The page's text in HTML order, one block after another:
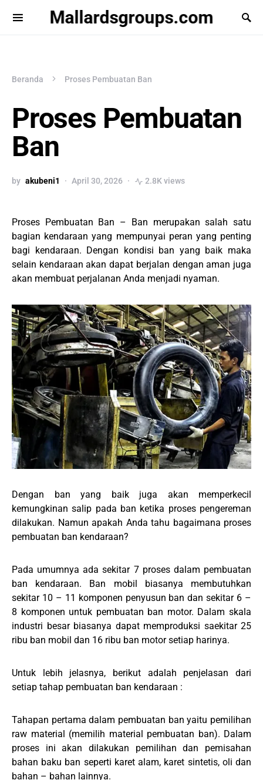
Mallardsgroups.com
Beranda Proses Pembuatan Ban
Proses Pembuatan
Ban
by akubeni1 April 30, 2026 2.8K views
Proses Pembuatan Ban – Ban merupakan salah satu
bagian kendaraan yang mempunyai peran yang penting
bagi kendaraan. Dengan kondisi ban yang baik maka
selain kendaraan akan dapat berjalan dengan aman juga
akan membuat perjalanan Anda menjadi nyaman.
Dengan ban yang baik juga akan memperkecil
kemungkinan salip pada ban ketika proses pengereman
dilakukan. Namun apakah Anda tahu bagaimana proses
pembuatan ban kendaraan?
Pada umumnya ada sekitar 7 proses dalam pembuatan
ban kendaraan. Ban mobil biasanya membutuhkan
sekitar 10 – 11 komponen penyusun ban dan sekitar 6 –
8 komponen untuk pembuatan ban motor. Dalam skala
industri besar biasanya dapat memproduksi saekitar 25
ribu ban mobil dan 16 ribu ban motor setiap harinya.
Untuk lebih jelasnya, berikut adalah penjelasan dari
setiap tahap pembuatan ban kendaraan :
Tahapan pertama dalam pembuatan ban yaitu pemilihan
raw material (memilih material pembuatan ban). Dalam
proses ini akan dilakukan pemilihan dan pemisahan
bahan baku ban seperti karet alam, karet sintetis, oli dan
bahan – bahan lainnya.